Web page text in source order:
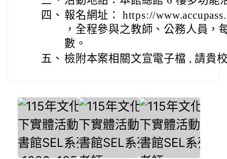
四、 報名網址： https://
，全程參與之教師、公務人員，
數。
五、 檢附本案相關文宣電子檔 , 請貴